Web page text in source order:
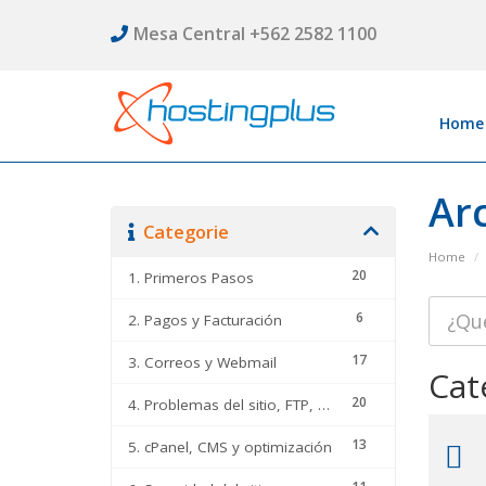
Mesa Central +562 2582 1100
Home
Home
Categorie
20
1. Primeros Pasos
6
2. Pagos y Facturación
17
3. Correos y Webmail
20
4. Problemas del sitio, FTP, DNS y cPanel
13
5. cPanel, CMS y optimización